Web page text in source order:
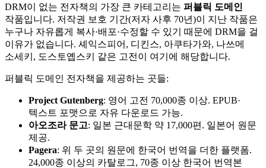
DRM이 없는 전자책의 가장 큰 카테고리는 퍼블릭 도메인
작품입니다. 저작권 보호 기간(저자 사후 70년)이 지난 작품은
누구나 자유롭게 복사·배포·수정할 수 있기 때문에 DRM을 걸
이유가 없습니다. 셰익스피어, 디킨스, 아쿠타가와, 나쓰메
소세키, 도스토옙스키 같은 고전이 여기에 해당합니다.
퍼블릭 도메인 전자책을 제공하는 곳들:
Project Gutenberg: 영어 고전 70,000종 이상. EPUB·
텍스트 포맷으로 자유 다운로드 가능.
아오조라 문고: 일본 근대문학 약 17,000편. 일본어 원문
제공.
Pagera: 위 두 곳의 원문에 한국어 번역을 더한 플랫폼.
24,000종 이상의 카탈로그, 70종 이상 한국어 번역본